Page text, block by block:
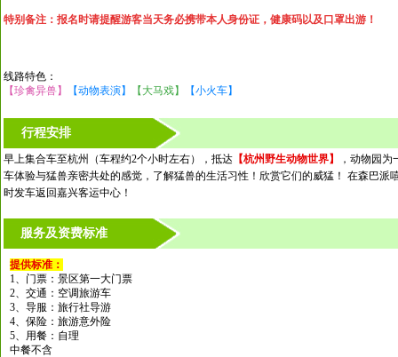
特别备注：报名时请提醒游客当天务必携带本人身份证，健康码以及口罩出游！
线路特色：
【珍禽异兽】
【动物表演】 【大马戏】 【小火车】
行程安排
早上集合车至杭州（车程约2个小时左右），抵达 【杭州野生动物世界】
，动物园
车体验与猛兽亲密共处的感觉，了解猛兽的生活习性！欣赏它们的威猛！ 在森巴
时发车返回嘉兴客运中心！
服务及资费标准
提供标准：
1、门票：景区第一大门票
2、交通：空调旅游车
3、导服：旅行社导游
4、保险：旅游意外险
5、用餐：自理
中餐不含